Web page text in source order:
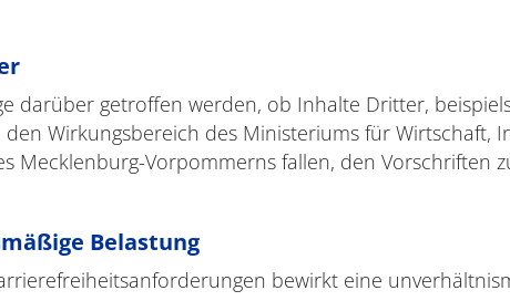
darüber getroffen werden, ob Inhalte Dritter,
Wirkungsbereich des Ministeriums für Wirtschaft,
Mecklenburg-Vorpommerns fallen, den Vorschriften
Belastung
bewirkt eine